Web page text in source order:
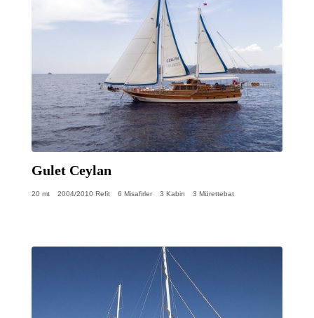
Gulet Ceylan
20 mt 2004/2010 Refit 6 Misafirler 3 Kabin 3 Mürettebat